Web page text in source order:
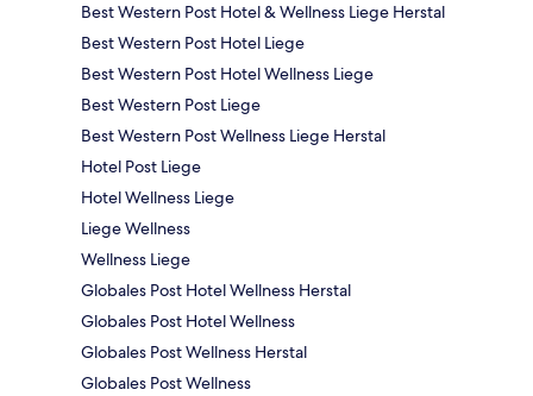
Best Western Post Hotel & Wellness Liege Herstal
Best Western Post Hotel Liege
Best Western Post Hotel Wellness Liege
Best Western Post Liege
Best Western Post Wellness Liege Herstal
Hotel Post Liege
Hotel Wellness Liege
Liege Wellness
Wellness Liege
Globales Post Hotel Wellness Herstal
Globales Post Hotel Wellness
Globales Post Wellness Herstal
Globales Post Wellness